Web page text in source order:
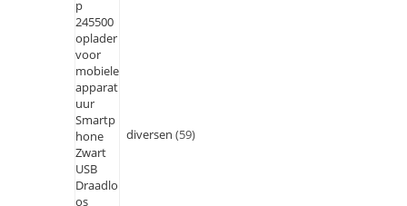
diversen 59